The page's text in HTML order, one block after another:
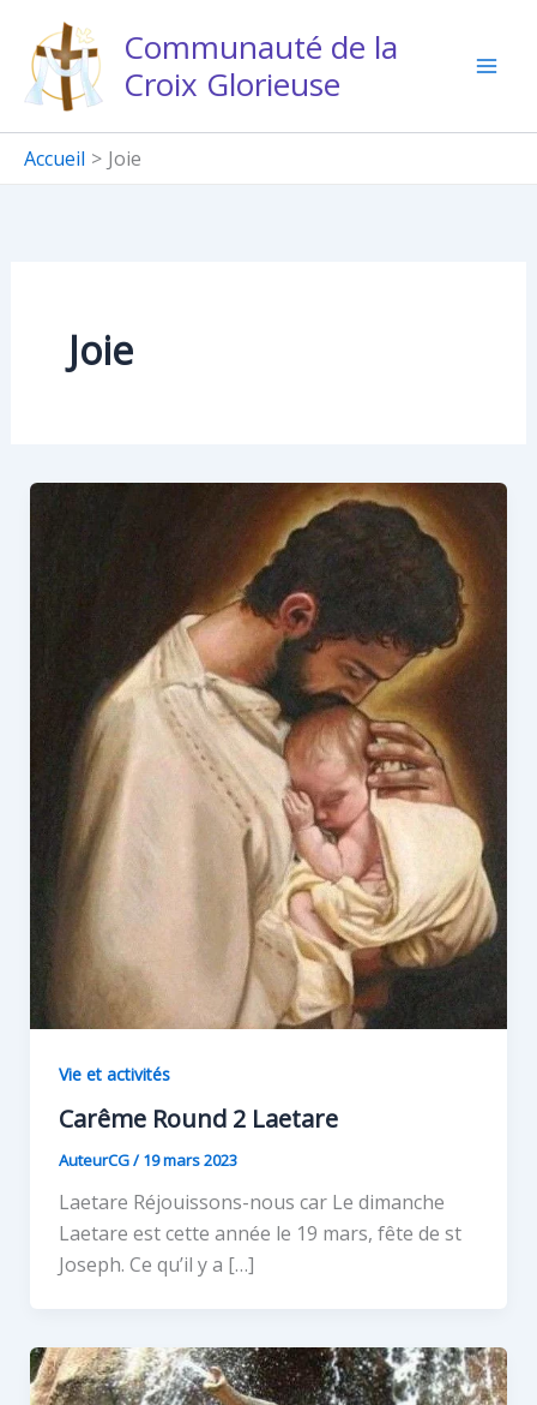
contenu
Communauté de la
Croix Glorieuse
Accueil Joie
Joie
Vie et activités
Carême Round 2 Laetare
AuteurCG/19 mars 2023
Laetare Réjouissons-nous car Le dimanche
Laetare est cette année le 19 mars, fête de st
Joseph. Ce qu’il y a […]